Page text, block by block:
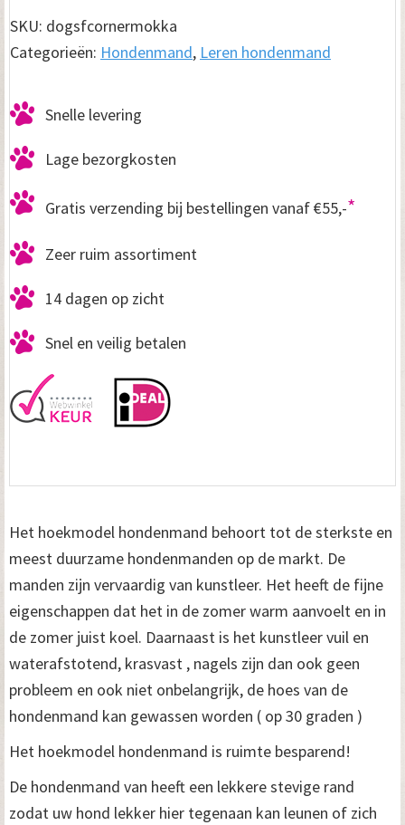
d
H
e
k
m
o
d
e
M
k
a
n
s
t
l
e
e
8
SKU: dogsfcornermokka
Categorieën: Hondenmand, Leren hondenmand
Snelle levering
Lage bezorgkosten
Gratis verzending bij bestellingen vanaf €55,-*
Zeer ruim assortiment
14 dagen op zicht
Snel en veilig betalen
Het hoekmodel hondenmand behoort tot de sterkste en
meest duurzame hondenmanden op de markt. De
manden zijn vervaardig van kunstleer. Het heeft de fijne
eigenschappen dat het in de zomer warm aanvoelt en in
de zomer juist koel. Daarnaast is het kunstleer vuil en
waterafstotend, krasvast , nagels zijn dan ook geen
probleem en ook niet onbelangrijk, de hoes van de
hondenmand kan gewassen worden ( op 30 graden )
Het hoekmodel hondenmand is ruimte besparend!
De hondenmand van heeft een lekkere stevige rand
zodat uw hond lekker hier tegenaan kan leunen of zich